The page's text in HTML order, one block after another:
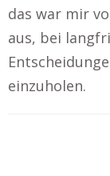
das war mir
aus, bei
einzuholen.